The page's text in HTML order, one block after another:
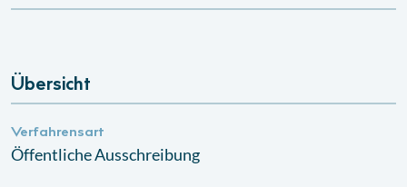
Übersicht
Verfahrensart
Öffentliche Ausschreibung